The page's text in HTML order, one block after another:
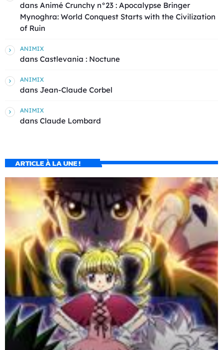
dans Animé Crunchy n°23 : Apocalypse Bringer
Mynoghra: World Conquest Starts with the Civilization
of Ruin
ANIMIX
dans Castlevania : Noctune
ANIMIX
dans Jean-Claude Corbel
ANIMIX
dans Claude Lombard
ARTICLE À LA UNE !